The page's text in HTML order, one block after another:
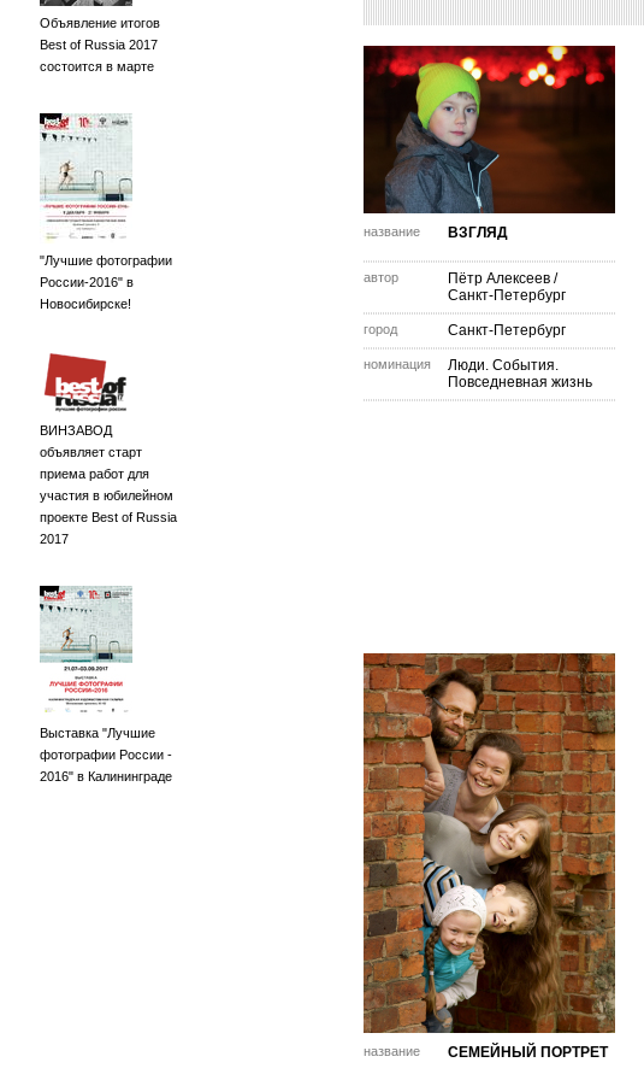
Объявление итогов
Best of Russia 2017
состоится в марте
"Лучшие фотографии
России-2016" в
Новосибирске!
ВИНЗАВОД
объявляет старт
приема работ для
участия в юбилейном
проекте Best of Russia
2017
Выставка "Лучшие
фотографии России -
2016" в Калининграде
название ВЗГЛЯД
автор Пётр Алексеев /
Санкт-Петербург
город Санкт-Петербург
номинация
Люди. События.
Повседневная жизнь
название СЕМЕЙНЫЙ ПОРТРЕТ